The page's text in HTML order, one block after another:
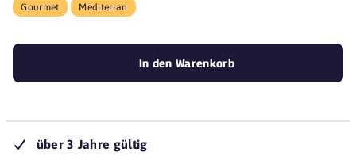
Gourmet Mediterran
In den Warenkorb
über 3 Jahre gültig